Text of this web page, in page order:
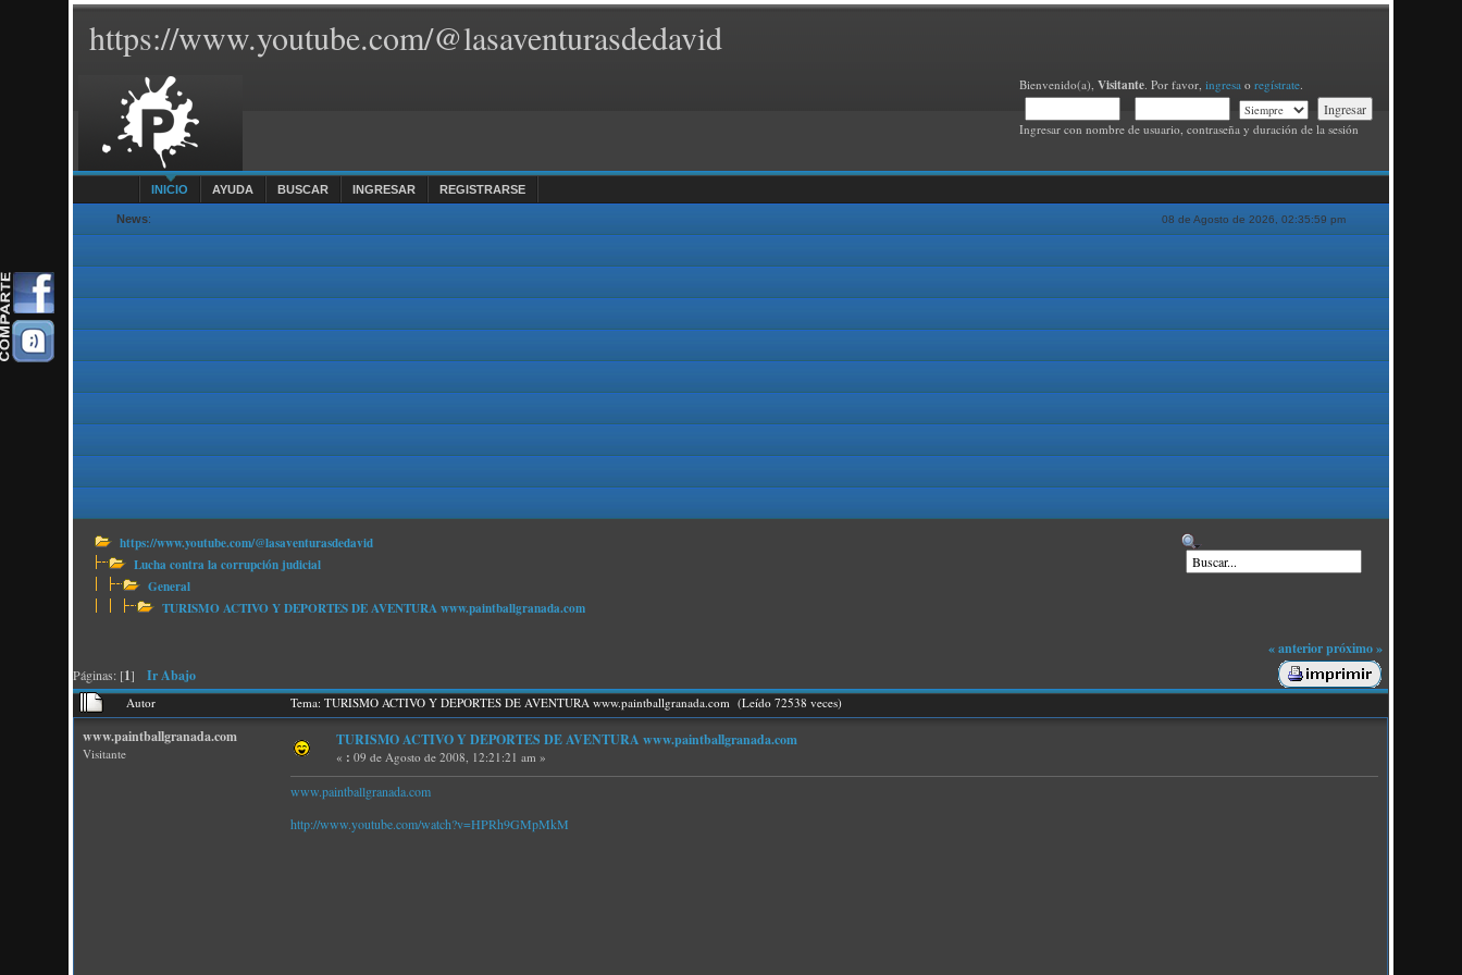
https://www.youtube.com/@lasaventurasdedavid
Bienvenido(a), Visitante. Por favor, ingresao regístrate.
Ingresar con nombre de usuario, contraseña y duración de la sesión
INICIO AYUDA BUSCAR INGRESAR REGISTRARSE
08 de Agosto de 2026, 02:35:59 pm
News:
https://www.youtube.com/@lasaventurasdedavid
Lucha contra la corrupción judicial
General
TURISMO ACTIVO Y DEPORTES DE AVENTURA www.paintballgranada.com
Páginas: [1]Ir Abajo
« anteriorpróximo »
Autor Tema: TURISMO ACTIVO Y DEPORTES DE AVENTURA www.paintballgranada.com (Leído 72538 veces)
www.paintballgranada.com
Visitante
TURISMO ACTIVO Y DEPORTES DE AVENTURA www.paintballgranada.com
« : 09 de Agosto de 2008, 12:21:21 am »
www.paintballgranada.com
http://www.youtube.com/watch?v=HPRh9GMpMkM